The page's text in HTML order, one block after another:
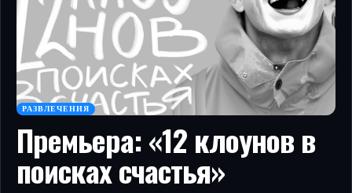
РАЗВЛЕЧЕНИЯ
Премьера: «12 клоунов в
поисках счастья»